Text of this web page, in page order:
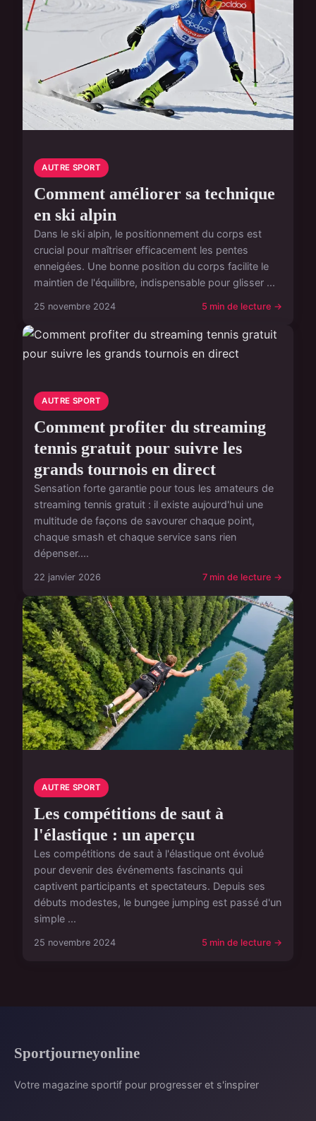
AUTRE SPORT
Comment améliorer sa technique
en ski alpin
Dans le ski alpin, le positionnement du corps est
crucial pour maîtriser efficacement les pentes
enneigées. Une bonne position du corps facilite le
maintien de l'équilibre, indispensable pour glisser ...
25 novembre 2024 5 min de lecture →
AUTRE SPORT
Comment profiter du streaming
tennis gratuit pour suivre les
grands tournois en direct
Sensation forte garantie pour tous les amateurs de
streaming tennis gratuit : il existe aujourd'hui une
multitude de façons de savourer chaque point,
chaque smash et chaque service sans rien
dépenser....
22 janvier 2026 7 min de lecture →
AUTRE SPORT
Les compétitions de saut à
l'élastique : un aperçu
Les compétitions de saut à l'élastique ont évolué
pour devenir des événements fascinants qui
captivent participants et spectateurs. Depuis ses
débuts modestes, le bungee jumping est passé d'un
simple ...
25 novembre 2024 5 min de lecture →
Sportjourneyonline
Votre magazine sportif pour progresser et s'inspirer